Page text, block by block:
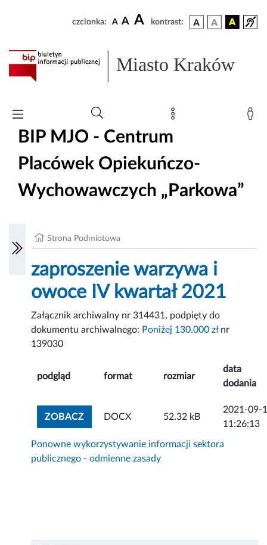
czcionka: A A A kontrast:
Miasto Kraków
BIP MJO - Centrum
Placówek Opiekuńczo-
Wychowawczych „Parkowa”
Strona Podmiotowa
zaproszenie warzywa i
owoce IV kwartał 2021
Załącznik archiwalny nr 314431, podpięty do
dokumentu archiwalnego: Poniżej 130.000 złnr
139030
podgląd format rozmiar
data
dodania
ZOBACZZOBACZ ZAŁĄCZNIK
DOCX 52.32 kB
2021-09-
11:26:13
Ponowne wykorzystywanie informacji sektora
publicznego - odmienne zasady